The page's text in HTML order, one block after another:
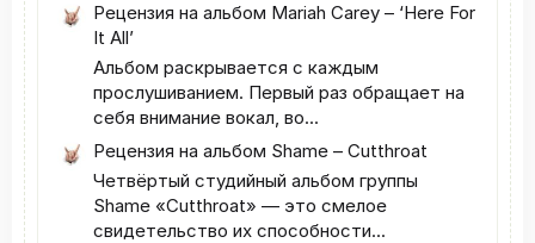
Рецензия на альбом Mariah Carey – ‘Here For
It All’
Альбом раскрывается с каждым
прослушиванием. Первый раз обращает на
себя внимание вокал, во...
Рецензия на альбом Shame – Cutthroat
Четвёртый студийный альбом группы
Shame «Cutthroat» — это смелое
свидетельство их способности...